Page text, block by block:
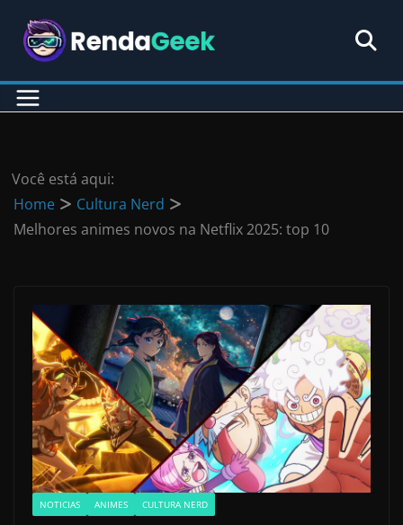
para
conteúdo
Você está aqui:
Home
Cultura Nerd
Melhores animes novos na Netflix 2025: top 10
NOTICIAS ANIMES CULTURA NERD